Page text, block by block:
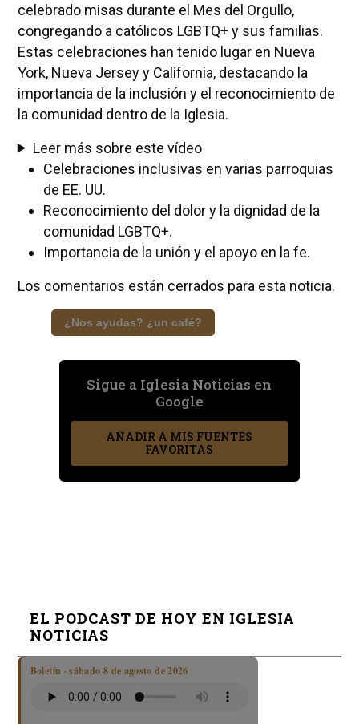
celebrado misas durante el Mes del Orgullo,
congregando a católicos LGBTQ+ y sus familias.
Estas celebraciones han tenido lugar en Nueva
York, Nueva Jersey y California, destacando la
importancia de la inclusión y el reconocimiento de
la comunidad dentro de la Iglesia.
Leer más sobre este vídeo
Celebraciones inclusivas en varias parroquias
de EE. UU.
Reconocimiento del dolor y la dignidad de la
comunidad LGBTQ+.
Importancia de la unión y el apoyo en la fe.
Los comentarios están cerrados para esta noticia.
¿Nos ayudas? ¿un café?
Sigue a Iglesia Noticias en
Google
AÑADIR A MIS FUENTES
FAVORITAS
EL PODCAST DE HOY EN IGLESIA
NOTICIAS
Boletín · sábado 8 de agosto de 2026